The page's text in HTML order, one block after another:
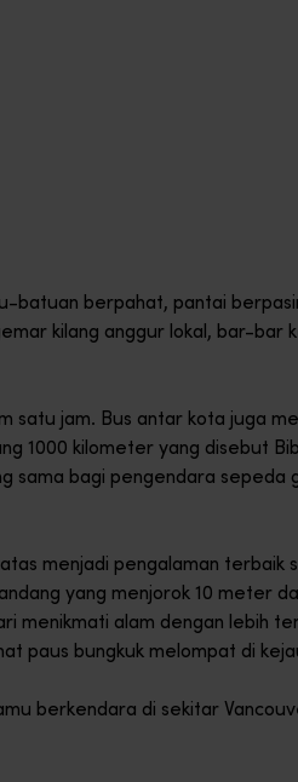
batuan berpahat, pantai
kilang anggur lokal, bar-bar
satu jam. Bus antar kota juga
1000 kilometer yang disebut
sama bagi pengendara sepeda
menjadi pengalaman terbaik
yang menjorok 10 meter
menikmati alam dengan lebih
paus bungkuk melompat di
berkendara di sekitar